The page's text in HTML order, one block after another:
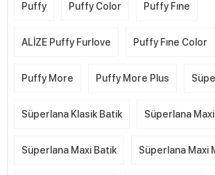
Puffy Puffy Color Puffy Fıne
ALİZE Puffy Furlove Puffy Fıne Color
Puffy More Puffy More Plus
Süperlana Klasik Batik Süperlana Maxi
Süperlana Maxi Batik Süperlana Maxi